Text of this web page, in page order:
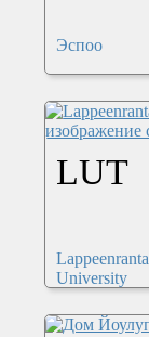
Эспоо
LUT
Lappeenranta
University